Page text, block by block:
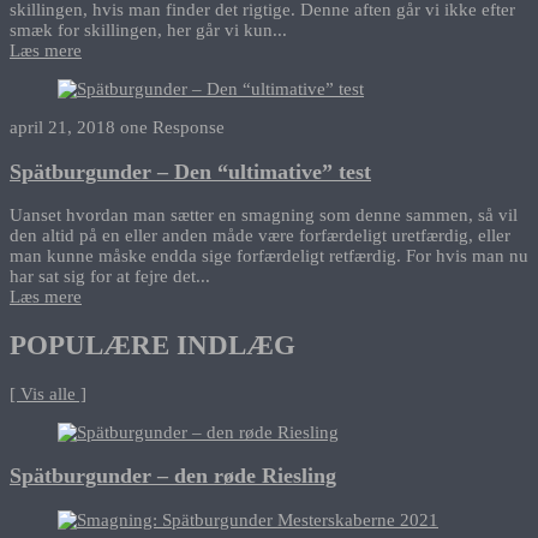
skillingen, hvis man finder det rigtige. Denne aften går vi ikke efter
smæk for skillingen, her går vi kun...
Læs mere
april 21, 2018 one Response
Spätburgunder – Den “ultimative” test
Uanset hvordan man sætter en smagning som denne sammen, så vil
den altid på en eller anden måde være forfærdeligt uretfærdig, eller
man kunne måske endda sige forfærdeligt retfærdig. For hvis man nu
har sat sig for at fejre det...
Læs mere
POPULÆRE INDLÆG
[ Vis alle ]
Spätburgunder – den røde Riesling